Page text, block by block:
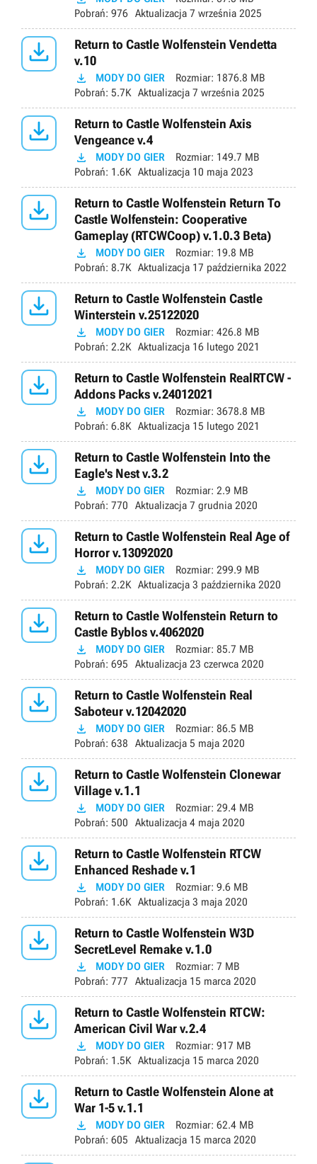
Pobrań: 976 Aktualizacja 7 września 2025

Return to Castle Wolfenstein Vendetta
v.10
 MODY DO GIER Rozmiar: 1876.8 MB
Pobrań: 5.7K Aktualizacja 7 września 2025

Return to Castle Wolfenstein Axis
Vengeance v.4
 MODY DO GIER Rozmiar: 149.7 MB
Pobrań: 1.6K Aktualizacja 10 maja 2023

Return to Castle Wolfenstein Return To
Castle Wolfenstein: Cooperative
Gameplay (RTCWCoop) v.1.0.3 Beta)
 MODY DO GIER Rozmiar: 19.8 MB
Pobrań: 8.7K Aktualizacja 17 października 2022

Return to Castle Wolfenstein Castle
Winterstein v.25122020
 MODY DO GIER Rozmiar: 426.8 MB
Pobrań: 2.2K Aktualizacja 16 lutego 2021

Return to Castle Wolfenstein RealRTCW -
Addons Packs v.24012021
 MODY DO GIER Rozmiar: 3678.8 MB
Pobrań: 6.8K Aktualizacja 15 lutego 2021

Return to Castle Wolfenstein Into the
Eagle's Nest v.3.2
 MODY DO GIER Rozmiar: 2.9 MB
Pobrań: 770 Aktualizacja 7 grudnia 2020

Return to Castle Wolfenstein Real Age of
Horror v.13092020
 MODY DO GIER Rozmiar: 299.9 MB
Pobrań: 2.2K Aktualizacja 3 października 2020

Return to Castle Wolfenstein Return to
Castle Byblos v.4062020
 MODY DO GIER Rozmiar: 85.7 MB
Pobrań: 695 Aktualizacja 23 czerwca 2020

Return to Castle Wolfenstein Real
Saboteur v.12042020
 MODY DO GIER Rozmiar: 86.5 MB
Pobrań: 638 Aktualizacja 5 maja 2020

Return to Castle Wolfenstein Clonewar
Village v.1.1
 MODY DO GIER Rozmiar: 29.4 MB
Pobrań: 500 Aktualizacja 4 maja 2020

Return to Castle Wolfenstein RTCW
Enhanced Reshade v.1
 MODY DO GIER Rozmiar: 9.6 MB
Pobrań: 1.6K Aktualizacja 3 maja 2020

Return to Castle Wolfenstein W3D
SecretLevel Remake v.1.0
 MODY DO GIER Rozmiar: 7 MB
Pobrań: 777 Aktualizacja 15 marca 2020

Return to Castle Wolfenstein RTCW:
American Civil War v.2.4
 MODY DO GIER Rozmiar: 917 MB
Pobrań: 1.5K Aktualizacja 15 marca 2020

Return to Castle Wolfenstein Alone at
War 1-5 v.1.1
 MODY DO GIER Rozmiar: 62.4 MB
Pobrań: 605 Aktualizacja 15 marca 2020